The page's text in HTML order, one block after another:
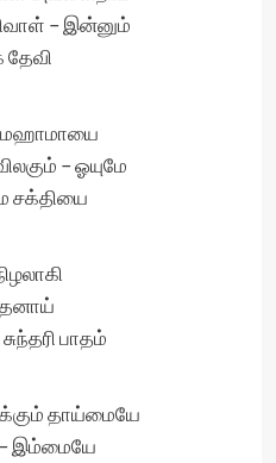
– இன்னும்
தேவி
மஹாமாயை
– ஓயுமே
சக்தியை
பாதம்
தாய்மையே
இம்மையே